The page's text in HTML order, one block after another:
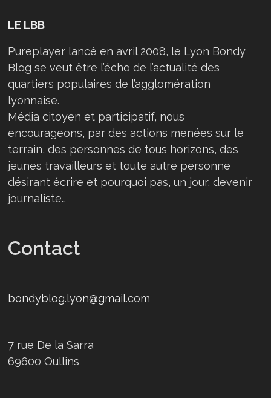
LE LBB
Pureplayer lancé en avril 2008, le Lyon Bondy
Blog se veut être l’écho de l’actualité des
quartiers populaires de l’agglomération
lyonnaise.
Média citoyen et participatif, nous
encourageons, par des actions menées sur le
terrain, des personnes de tous horizons, des
jeunes travailleurs et toute autre personne
désirant écrire et pourquoi pas, un jour, devenir
journaliste…
Contact
bondyblog.lyon@gmail.com
7 rue De la Sarra
69600 Oullins